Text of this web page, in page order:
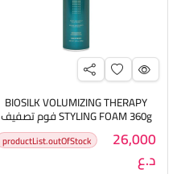
BIOSILK VOLUMIZING THERAPY
STYLING FOAM 360g فوم تصفيف
الشعر 26,000
د.ع
productList.outOfStock